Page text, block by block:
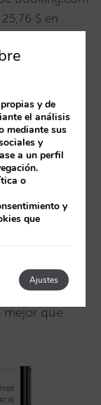
$ en
domina la
final, y
mejor que
y de
el análisis
mediante sus
y
a un perfil
o
y
que
Ajustes